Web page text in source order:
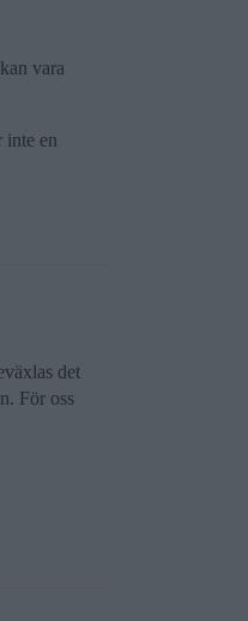
vara
inte en
det
För oss